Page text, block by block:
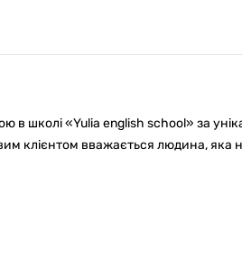
в школі «Yulia english school» за
клієнтом вважається людина, яка